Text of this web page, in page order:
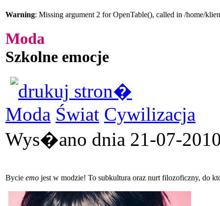
Warning: Missing argument 2 for OpenTable(), called in /home/
Moda
Szkolne emocje
Moda Świat Cywilizacja
Wys�ano dnia 21-07-
Bycie emo jest w modzie! To subkultura oraz nurt filozoficzny, do